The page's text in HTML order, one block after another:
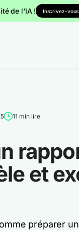
de l'IA ! Inscrivez-
11 min lire
et
préparer